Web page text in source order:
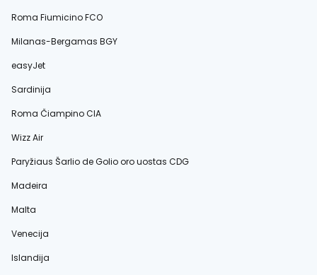
Roma Fiumicino FCO
Milanas-Bergamas BGY
easyJet
Sardinija
Roma Čiampino CIA
Wizz Air
Paryžiaus Šarlio de Golio oro uostas CDG
Madeira
Malta
Venecija
Islandija